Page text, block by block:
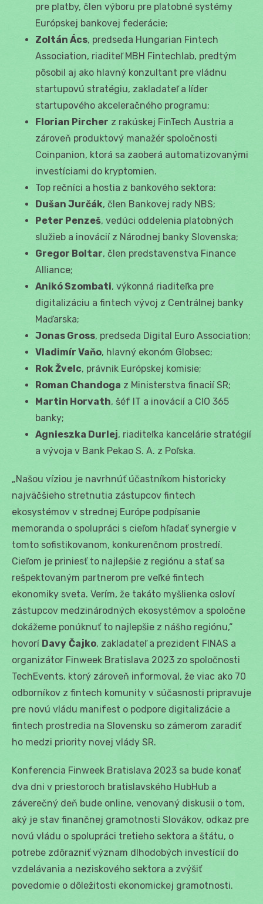
pre platby, člen výboru pre platobné systémy
Európskej bankovej federácie;
Zoltán Ács, predseda Hungarian Fintech
Association, riaditeľ MBH Fintechlab, predtým
pôsobil aj ako hlavný konzultant pre vládnu
startupovú stratégiu, zakladateľ a líder
startupového akceleračného programu;
Florian Pircher z rakúskej FinTech Austria a
zároveň produktový manažér spoločnosti
Coinpanion, ktorá sa zaoberá automatizovanými
investíciami do kryptomien.
Top rečníci a hostia z bankového sektora:
Dušan Jurčák, člen Bankovej rady NBS;
Peter Penzeš, vedúci oddelenia platobných
služieb a inovácií z Národnej banky Slovenska;
Gregor Boltar, člen predstavenstva Finance
Alliance;
Anikó Szombati, výkonná riaditeľka pre
digitalizáciu a fintech vývoj z Centrálnej banky
Maďarska;
Jonas Gross, predseda Digital Euro Association;
Vladimír Vaňo, hlavný ekonóm Globsec;
Rok Žvelc, právnik Európskej komisie;
Roman Chandoga z Ministerstva finacií SR;
Martin Horvath, šéf IT a inovácií a CIO 365
banky;
Agnieszka Durlej, riaditeľka kancelárie stratégií
a vývoja v Bank Pekao S. A. z Poľska.
„Našou víziou je navrhnúť účastníkom historicky
najväčšieho stretnutia zástupcov fintech
ekosystémov v strednej Európe podpísanie
memoranda o spolupráci s cieľom hľadať synergie v
tomto sofistikovanom, konkurenčnom prostredí.
Cieľom je priniesť to najlepšie z regiónu a stať sa
rešpektovaným partnerom pre veľké fintech
ekonomiky sveta. Verím, že takáto myšlienka osloví
zástupcov medzinárodných ekosystémov a spoločne
dokážeme ponúknuť to najlepšie z nášho regiónu,“
hovorí Davy Čajko, zakladateľ a prezident FINAS a
organizátor Finweek Bratislava 2023 zo spoločnosti
TechEvents, ktorý zároveň informoval, že viac ako 70
odborníkov z fintech komunity v súčasnosti pripravuje
pre novú vládu manifest o podpore digitalizácie a
fintech prostredia na Slovensku so zámerom zaradiť
ho medzi priority novej vlády SR.
Konferencia Finweek Bratislava 2023 sa bude konať
dva dni v priestoroch bratislavského HubHub a
záverečný deň bude online, venovaný diskusii o tom,
aký je stav finančnej gramotnosti Slovákov, odkaz pre
novú vládu o spolupráci tretieho sektora a štátu, o
potrebe zdôrazniť význam dlhodobých investícií do
vzdelávania a neziskového sektora a zvýšiť
povedomie o dôležitosti ekonomickej gramotnosti.